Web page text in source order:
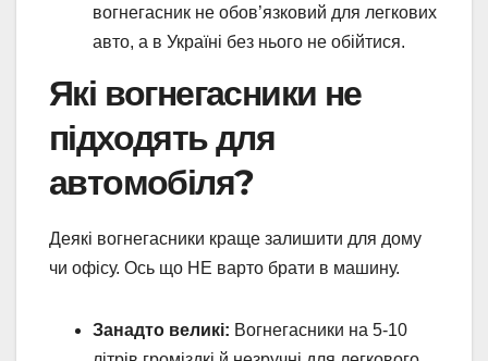
вогнегасник не обов’язковий для легкових
авто, а в Україні без нього не обійтися.
Які вогнегасники не
підходять для
автомобіля?
Деякі вогнегасники краще залишити для дому
чи офісу. Ось що НЕ варто брати в машину.
Занадто великі: Вогнегасники на 5-10